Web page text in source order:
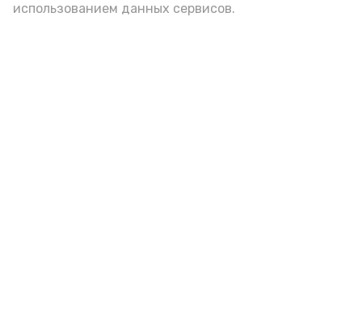
использованием данных сервисов.